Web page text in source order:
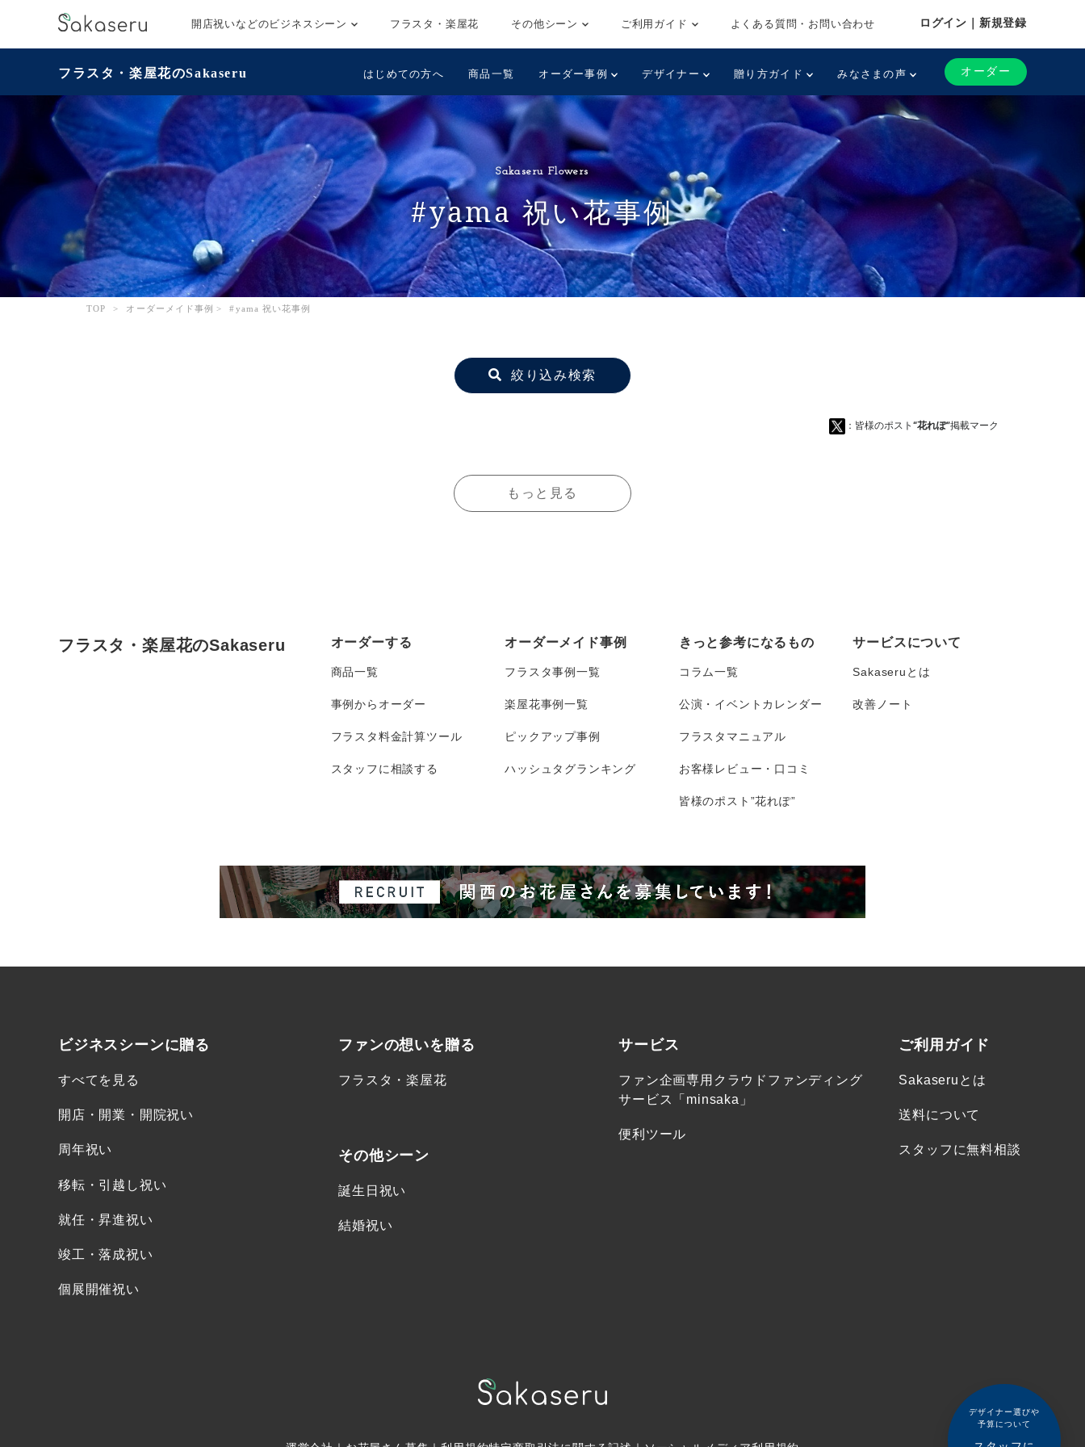
開店祝いなどのビジネスシーン フラスタ・楽屋花 その他シーン ご利用ガイド よくある質問・お問い合わせ ログイン｜新規登録
フラスタ・楽屋花のSakaseru はじめての方へ 商品一覧 オーダー事例 デザイナー 贈り方ガイド みなさまの声 オーダー
デザイナー選びや
予算について
Sakaseru Flowers
#yama 祝い花事例
TOP > オーダーメイド事例 > #yama 祝い花事例
絞り込み検索
：皆様のポスト “花れぽ”掲載マーク
もっと見る
フラスタ・楽屋花のSakaseru オーダーする
商品一覧
事例からオーダー
フラスタ料金計算ツール
スタッフに相談する
オーダーメイド事例
フラスタ事例一覧
楽屋花事例一覧
ピックアップ事例
ハッシュタグランキング
きっと参考になるもの
コラム一覧
公演・イベントカレンダー
フラスタマニュアル
お客様レビュー・口コミ
皆様のポスト”花れぽ”
サービスについて
Sakaseruとは
改善ノート
ビジネスシーンに贈る
すべてを見る
開店・開業・開院祝い
周年祝い
移転・引越し祝い
就任・昇進祝い
竣工・落成祝い
個展開催祝い
ファンの想いを贈る
フラスタ・楽屋花
その他シーン
誕生日祝い
結婚祝い
サービス
ファン企画専用クラウドファンディング
サービス「minsaka」
便利ツール
ご利用ガイド
Sakaseruとは
送料について
スタッフに無料相談